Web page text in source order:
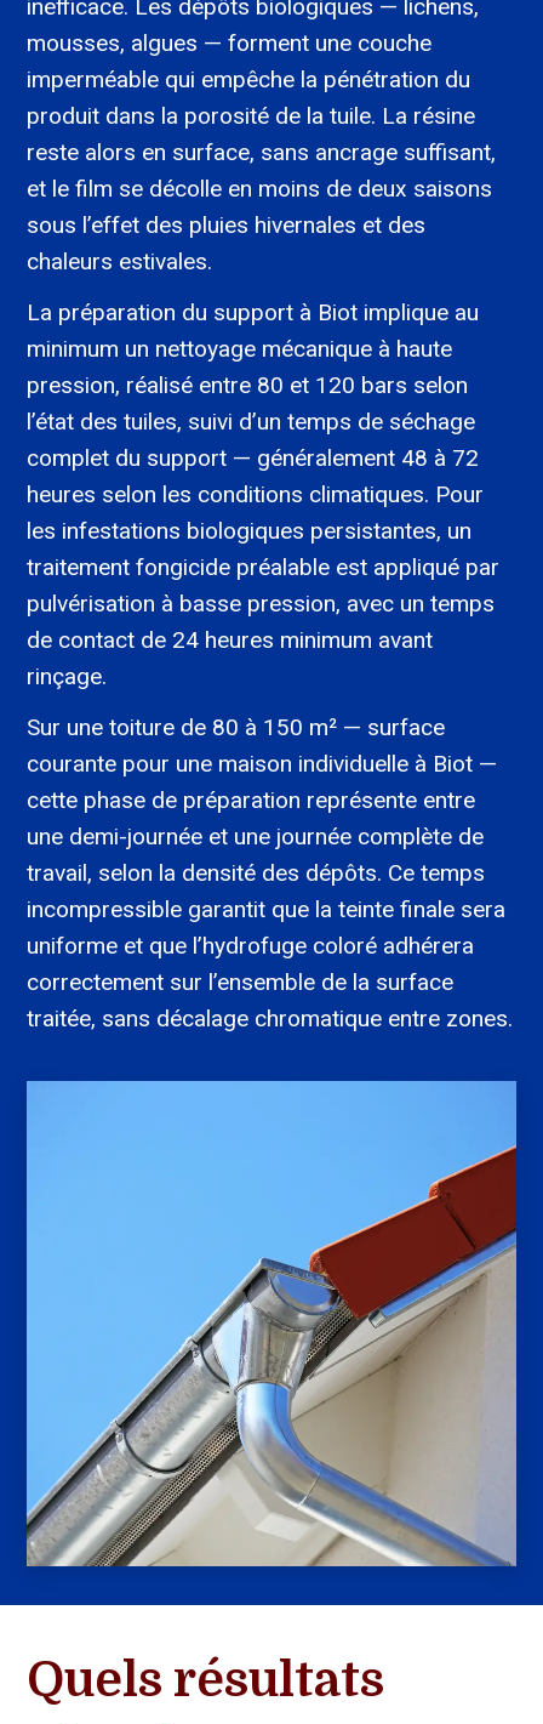
inefficace. Les dépôts biologiques — lichens,
mousses, algues — forment une couche
imperméable qui empêche la pénétration du
produit dans la porosité de la tuile. La résine
reste alors en surface, sans ancrage suffisant,
et le film se décolle en moins de deux saisons
sous l’effet des pluies hivernales et des
chaleurs estivales.
La préparation du support à Biot implique au
minimum un nettoyage mécanique à haute
pression, réalisé entre 80 et 120 bars selon
l’état des tuiles, suivi d’un temps de séchage
complet du support — généralement 48 à 72
heures selon les conditions climatiques. Pour
les infestations biologiques persistantes, un
traitement fongicide préalable est appliqué par
pulvérisation à basse pression, avec un temps
de contact de 24 heures minimum avant
rinçage.
Sur une toiture de 80 à 150 m² — surface
courante pour une maison individuelle à Biot —
cette phase de préparation représente entre
une demi-journée et une journée complète de
travail, selon la densité des dépôts. Ce temps
incompressible garantit que la teinte finale sera
uniforme et que l’hydrofuge coloré adhérera
correctement sur l’ensemble de la surface
traitée, sans décalage chromatique entre zones.
Quels résultats